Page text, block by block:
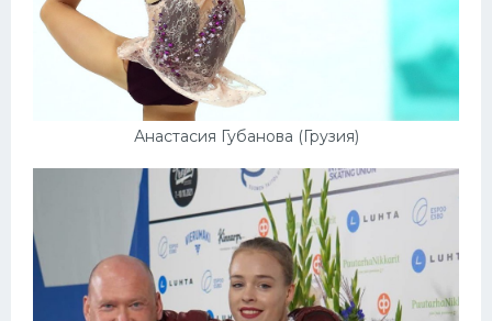
Анастасия Губанова (Грузия)